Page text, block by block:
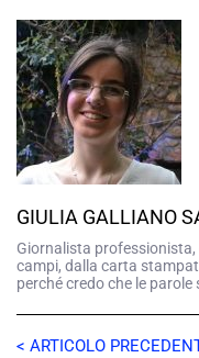
GIULIA GALLIANO
Giornalista professionista,
campi, dalla carta
perché credo che le
< ARTICOLO